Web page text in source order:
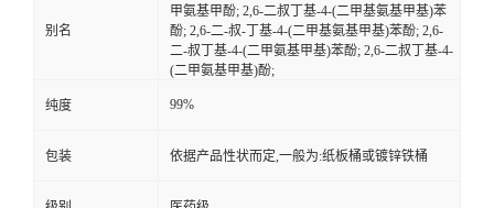
别名
甲氨基甲酚; 2,6-二叔丁基-4-(二甲基氨基甲基)苯
酚; 2,6-二-叔-丁基-4-(二甲基氨基甲基)苯酚; 2,6-
二-叔丁基-4-(二甲氨基甲基)苯酚; 2,6-二叔丁基-4-
(二甲氨基甲基)酚;
纯度 99%
包装 依据产品性状而定,一般为:纸板桶或镀锌铁桶